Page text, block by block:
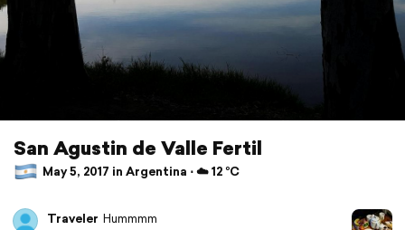
San Agustin de Valle Fertil
May 5, 2017 in Argentina ⋅ ☁️ 12 °C
Traveler Hummmm